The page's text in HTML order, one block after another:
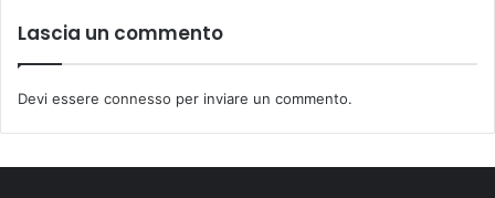
Lascia un commento
Devi essere connesso per inviare un commento.